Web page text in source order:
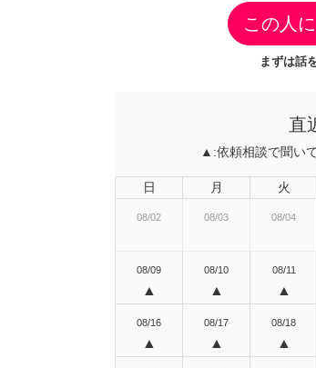
この人
まずは話
直
▲:依頼相談で聞い
日 月 火
08/02 08/03 08/04
08/09
▲
08/10
▲
08/11
▲
08/16
▲
08/17
▲
08/18
▲